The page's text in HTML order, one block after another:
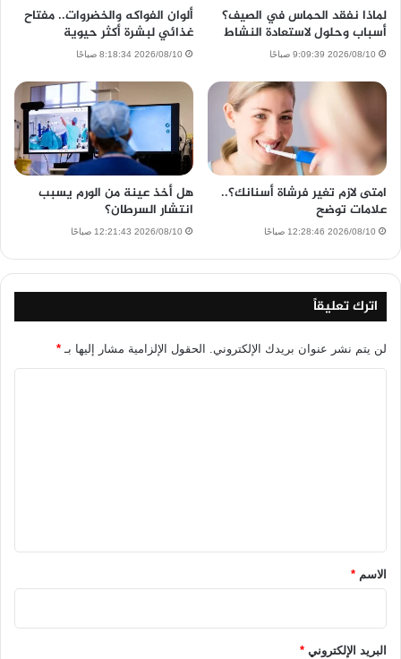
لماذا نفقد الحماس في الصيف؟
أسباب وحلول لاستعادة النشاط
2026/08/10 9:09:39 صباحًا
ألوان الفواكه والخضروات.. مفتاح
غذائي لبشرة أكثر حيوية
2026/08/10 8:18:34 صباحًا
امتى لازم تغير فرشاة أسنانك؟..
علامات توضح
2026/08/10 12:28:46 صباحًا
هل أخذ عينة من الورم يسبب
انتشار السرطان؟
2026/08/10 12:21:43 صباحًا
اترك تعليقاً
لن يتم نشر عنوان بريدك الإلكتروني. الحقول الإلزامية مشار إليها بـ *
*الاسم *
البريد الإلكتروني *